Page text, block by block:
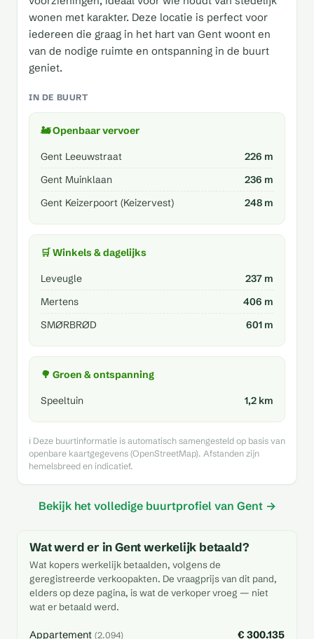
wonen met karakter. Deze locatie is perfect voor
iedereen die graag in het hart van Gent woont en
van de nodige ruimte en ontspanning in de buurt
geniet.
IN DE BUURT
🚂 Openbaar vervoer
Gent Leeuwstraat
226 m
Gent Muinklaan
236 m
Gent Keizerpoort (Keizervest)
248 m
🛒 Winkels & dagelijks
Leveugle
237 m
Mertens
406 m
SMØRBRØD
601 m
🌳 Groen & ontspanning
Speeltuin 1,2 km
ℹ️ Deze buurtinformatie is automatisch samengesteld op basis van
openbare kaartgegevens (OpenStreetMap). Afstanden zijn
hemelsbreed en indicatief.
Bekijk het volledige buurtprofiel van Gent →
Wat werd er in Gent werkelijk betaald?
Wat kopers werkelijk betaalden, volgens de
geregistreerde verkoopakten. De vraagprijs van dit pand,
elders op deze pagina, is wat de verkoper vroeg — niet
wat er betaald werd.
Appartement (2.094) € 300.135